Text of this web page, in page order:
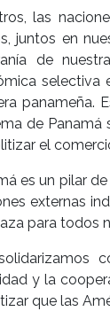
las
juntos en
de
selectiva
panameña.
de
el
es un pilar
externas
para todos
y la
que las